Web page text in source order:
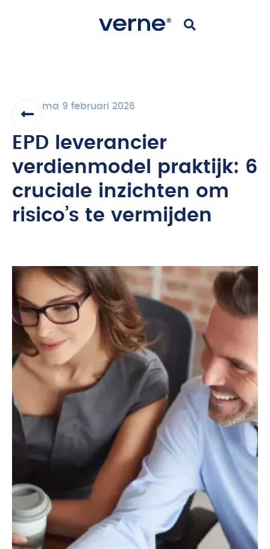
ma 9 februari 2026
EPD leverancier
verdienmodel praktijk: 6
cruciale inzichten om
risico’s te vermijden